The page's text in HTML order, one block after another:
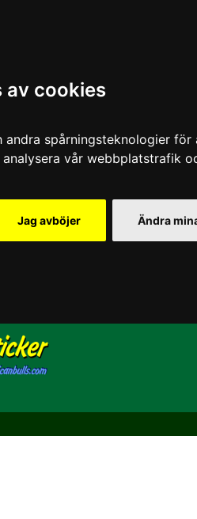
av cookies
andra spårningsteknologier
vår webbplatstrafik
Jag avböjer Ändra